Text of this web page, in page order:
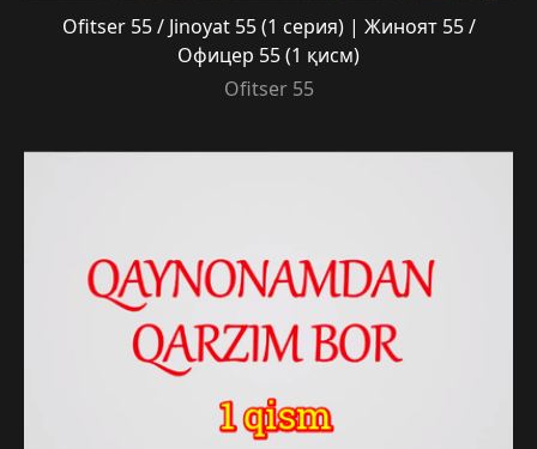
Ofitser 55 / Jinoyat 55 (1 серия) | Жиноят 55 /
Офицер 55 (1 қисм)
Ofitser 55